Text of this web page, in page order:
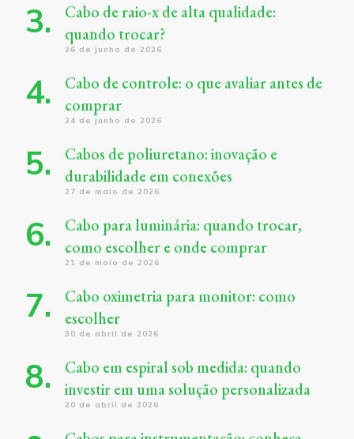
Cabo de raio-x de alta qualidade:
quando trocar?
26 de junho de 2026
Cabo de controle: o que avaliar antes de
comprar
24 de junho de 2026
Cabos de poliuretano: inovação e
durabilidade em conexões
27 de maio de 2026
Cabo para luminária: quando trocar,
como escolher e onde comprar
21 de maio de 2026
Cabo oximetria para monitor: como
escolher
30 de abril de 2026
Cabo em espiral sob medida: quando
investir em uma solução personalizada
20 de abril de 2026